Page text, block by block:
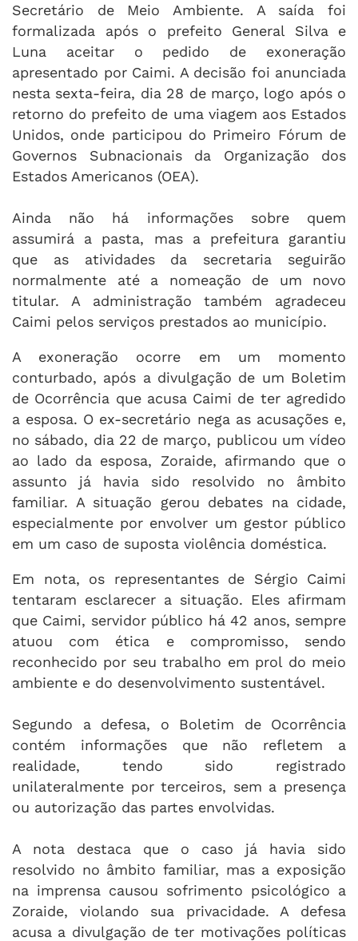
Secretário de Meio Ambiente. A saída foi
formalizada após o prefeito General Silva e
Luna aceitar o pedido de exoneração
apresentado por Caimi. A decisão foi anunciada
nesta sexta-feira, dia 28 de março, logo após o
retorno do prefeito de uma viagem aos Estados
Unidos, onde participou do Primeiro Fórum de
Governos Subnacionais da Organização dos
Estados Americanos (OEA).
Ainda não há informações sobre quem
assumirá a pasta, mas a prefeitura garantiu
que as atividades da secretaria seguirão
normalmente até a nomeação de um novo
titular. A administração também agradeceu
Caimi pelos serviços prestados ao município.
A exoneração ocorre em um momento
conturbado, após a divulgação de um Boletim
de Ocorrência que acusa Caimi de ter agredido
a esposa. O ex-secretário nega as acusações e,
no sábado, dia 22 de março, publicou um vídeo
ao lado da esposa, Zoraide, afirmando que o
assunto já havia sido resolvido no âmbito
familiar. A situação gerou debates na cidade,
especialmente por envolver um gestor público
em um caso de suposta violência doméstica.
Em nota, os representantes de Sérgio Caimi
tentaram esclarecer a situação. Eles afirmam
que Caimi, servidor público há 42 anos, sempre
atuou com ética e compromisso, sendo
reconhecido por seu trabalho em prol do meio
ambiente e do desenvolvimento sustentável.
Segundo a defesa, o Boletim de Ocorrência
contém informações que não refletem a
realidade, tendo sido registrado
unilateralmente por terceiros, sem a presença
ou autorização das partes envolvidas.
A nota destaca que o caso já havia sido
resolvido no âmbito familiar, mas a exposição
na imprensa causou sofrimento psicológico a
Zoraide, violando sua privacidade. A defesa
acusa a divulgação de ter motivações políticas